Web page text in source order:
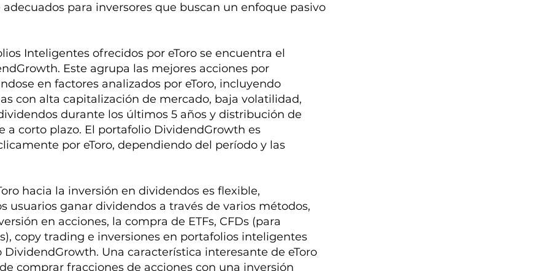
para inversores que buscan un enfoque pasivo
Inteligentes ofrecidos por eToro se encuentra el
Este agrupa las mejores acciones por
en factores analizados por eToro, incluyendo
con alta capitalización de mercado, baja volatilidad,
durante los últimos 5 años y distribución de
a corto plazo. El portafolio DividendGrowth es
por eToro, dependiendo del período y las
hacia la inversión en dividendos es flexible,
usuarios ganar dividendos a través de varios métodos,
en acciones, la compra de ETFs, CFDs (para
copy trading e inversiones en portafolios inteligentes
Una característica interesante de eToro
comprar fracciones de acciones con una inversión